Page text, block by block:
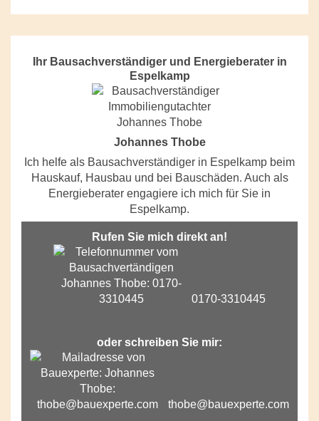
Ihr Bausachverständiger und Energieberater in
Espelkamp
Johannes Thobe
Ich helfe als Bausachverständiger in Espelkamp beim
Hauskauf, Hausbau und bei Bauschäden. Auch als
Energieberater engagiere ich mich für Sie in
Espelkamp.
Rufen Sie mich direkt an!
0170-3310445
oder schreiben Sie mir:
thobe@bauexperte.com